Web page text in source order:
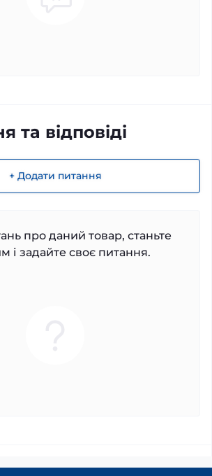
та відповіді
+ Додати питання
про даний товар, станьте
і задайте своє питання.